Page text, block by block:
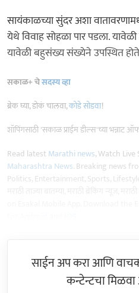
सायंकाळच्या सुंदर अशा
येथे विवाह सोहळा पार पडला.
यावेळी बहुसंख्य संख्येने उपस्थित
सकाळ+ चेसदस्य व्हा
ब्रेक घ्या, डोकं चालवा,कोडे सोडवा!
शॉपिंगसाठी 'सकाळ प्राईम डील्स'च्या भन्नाट
Read latest Marathi news, Watch
Maharashtra News. Breaking news
Politics, Entertainment, Sports,
मराठी ताज्या बातम्या, मराठी ब्रेकिंग न्यूज,
साईन अप करा आणि
कन्टेन्टचा